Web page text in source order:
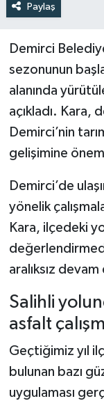
Paylaş
Demirci
sezonunun
alanında
açıkladı. Kara,
Demirci’nin
gelişimine
Demirci’de
yönelik
Kara, ilçedeki
aralıksız
Salihli
asfalt
Geçtiğimiz yıl
bulunan bazı
uygulaması